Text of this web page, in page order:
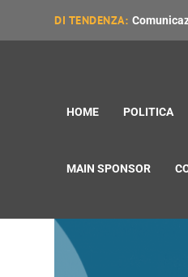
DI TENDENZA:
HOME POLITICA
MAIN SPONSOR